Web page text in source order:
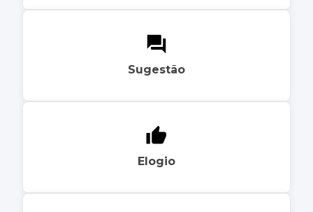
Sugestão
Elogio